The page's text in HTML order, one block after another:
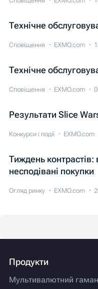
Технічне
Сповіщення EXMO.com
Технічне
Сповіщення EXMO.com
Результати Slice
Конкурси і події EXMO.com
Тиждень контрастів:
несподівані покупки
Огляд ринку EXMO.com
Продукти
Мультивалютний